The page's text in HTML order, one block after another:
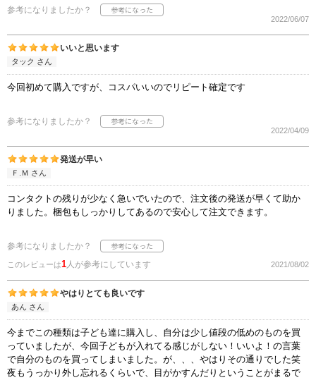
参考になりましたか？
2022/06/07
いいと思います
タック さん
今回初めて購入ですが、コスパいいのでリピート確定です
参考になりましたか？
2022/04/09
発送が早い
Ｆ.Ｍ さん
コンタクトの残りが少なく急いでいたので、注文後の発送が早くて助か
りました。梱包もしっかりしてあるので安心して注文できます。
参考になりましたか？
このレビューは1人が参考にしています 2021/08/02
やはりとても良いです
あん さん
今までこの種類は子ども達に購入し、自分は少し値段の低めのものを買
っていましたが、今回子どもが入れてる感じがしない！いいよ！の言葉
で自分のものを買ってしまいました。が、、、やはりその通りでした笑
夜もうっかり外し忘れるくらいで、目がかすんだりということがまるで